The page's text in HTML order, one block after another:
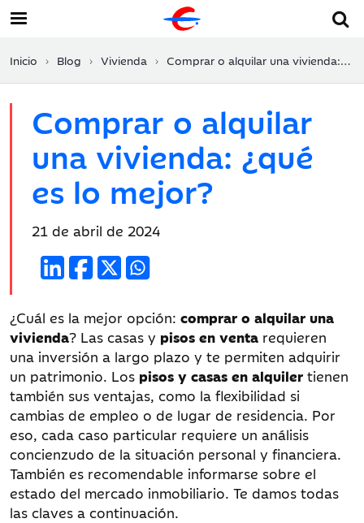
Inicio Blog Vivienda Comprar o alquilar una vivienda: ¿qué es lo mejor?
Comprar o alquilar
una vivienda: ¿qué
es lo mejor?
Fecha
publicación:
21 de abril de 2024
¿Cuál es la mejor opción: comprar o alquilar una
vivienda? Las casas y pisos en venta requieren
una inversión a largo plazo y te permiten adquirir
un patrimonio. Los pisos y casas en alquiler tienen
también sus ventajas, como la flexibilidad si
cambias de empleo o de lugar de residencia. Por
eso, cada caso particular requiere un análisis
concienzudo de la situación personal y financiera.
También es recomendable informarse sobre el
estado del mercado inmobiliario. Te damos todas
las claves a continuación.